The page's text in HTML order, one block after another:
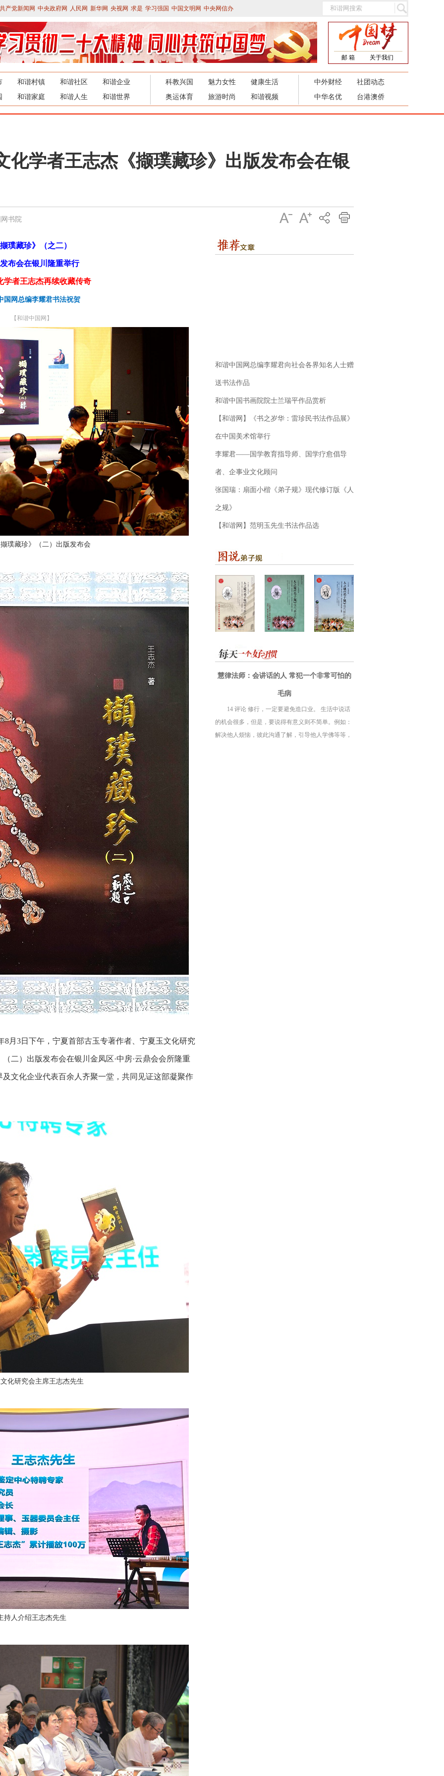
产党新闻网 中央政府网 人民网 新华网 央视网 求是 学习强国 中国文明网 中央网信办
邮 箱 关于我们
和谐村镇 和谐社区
和谐企业
和谐家庭 和谐人生 和谐世界
科教兴国 魅力女性
健康生活
奥运体育
旅游时尚 和谐视频
中外财经
社团动态
中华名优
台港澳侨
化学者王志杰《撷璞藏珍》出版发布会在银
书院
璞藏珍》（之二）
布会在银川隆重举行
学者王志杰再续收藏传奇
国网总编李耀君书法祝贺
【和谐中国网】
璞藏珍》（二）出版发布会
8月3日下午，宁夏首部古玉专著作者、宁夏玉文化研究
二）出版发布会在银川金凤区·中房·云鼎会会所隆重
文化企业代表百余人齐聚一堂，共同见证这部凝聚作
化研究会主席王志杰先生
持人介绍王志杰先生
和谐中国网总编李耀君向社会各界知名人士赠
送书法作品
和谐中国书画院院士兰瑞平作品赏析
【和谐网】《书之岁华：雷珍民书法作品展》
在中国美术馆举行
李耀君——国学教育指导师、国学疗愈倡导
者、企事业文化顾问
张国瑞：扇面小楷《弟子规》现代修订版《人
之规》
【和谐网】范明玉先生书法作品选
慧律法师：会讲话的人 常犯一个非常可怕的
毛病
14 评论 修行，一定要避免造口业。 生活中说话
的机会很多，但是，要说得有意义则不简单。例如：
解决他人烦恼，彼此沟通了解，引导他人学佛等等，